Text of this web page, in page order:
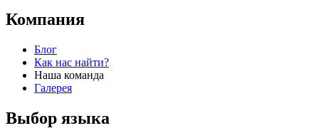
Компания
Блог
Как нас найти?
Наша команда
Галерея
Выбор языка